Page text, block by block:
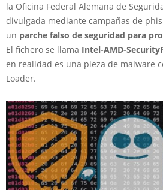
la Oficina Federal Alemana de
divulgada mediante campañas de
un parche falso de seguridad para
El fichero se llama Intel-AMD-
en realidad es una pieza de malware
Loader.